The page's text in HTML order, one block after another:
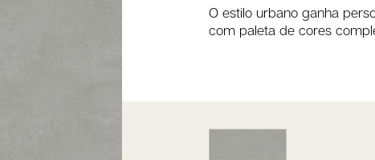
O estilo urbano ganha
com paleta de cores